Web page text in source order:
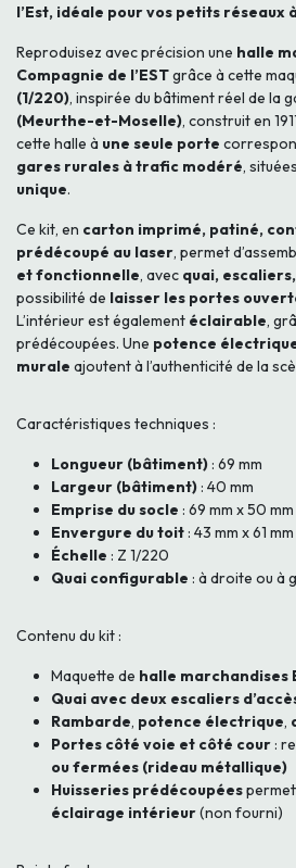
l’Est, idéale pour vos petits réseaux
Reproduisez avec précision une halle
Compagnie de l’ESTgrâce à cette
(1/220), inspirée du bâtiment réel de la
(Meurthe-et-Moselle), construit en
cette halle à une seule porte
gares rurales à trafic modéré,
unique.
Ce kit, en carton imprimé, patiné,
prédécoupé au laser, permet
et fonctionnelle, avec quai,
possibilité de laisser les portes
L’intérieur est également éclairable,
prédécoupées. Une potence
murale ajoutent à l’authenticité de la
Caractéristiques techniques :
Longueur (bâtiment) : 69 mm
Largeur (bâtiment) : 40 mm
Emprise du socle : 69 mm x 50 mm
Envergure du toit : 43 mm x 61 mm
Échelle : Z 1/220
Quai configurable : à droite ou à
Contenu du kit :
Maquette de halle marchandises
Quai avec deux escaliers
Rambarde, potence électrique,
Portes côté voie et côté cour :
ou fermées (rideau métallique)
Huisseries prédécoupées
éclairage intérieur(non fourni)